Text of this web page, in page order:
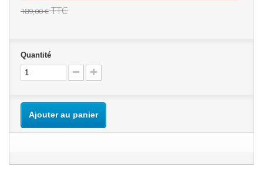
189,00 €TTC
Quantité
Ajouter au panier